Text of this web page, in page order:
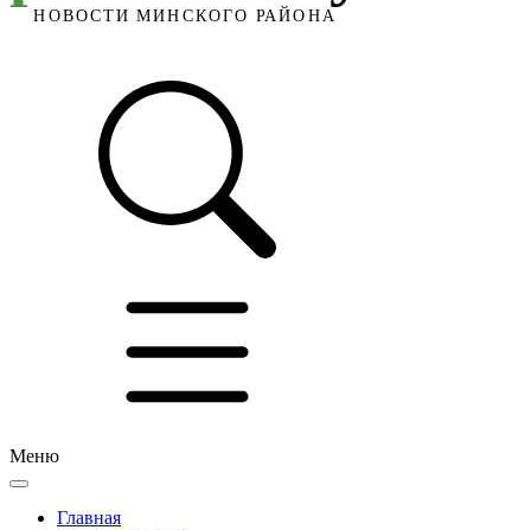
Меню
Главная